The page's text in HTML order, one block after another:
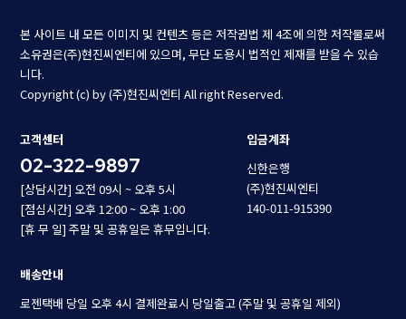
본 사이트 내 모든 이미지 및 컨텐츠 등은 저작권법 제 4조에 의한 저작물로써
소유권은(주)현진씨엔티에 있으며, 무단 도용시 법적인 제재를 받을 수 있습
니다.
Copyright (c) by (주)현진씨엔티 All right Reserved.
고객센터
02-322-9897
[상담시간] 오전 09시 ~ 오후 5시
[점심시간] 오후 12:00 ~ 오후 1:00
[휴 무 일] 주말 및 공휴일은 휴무입니다.
입금계좌
신한은행
(주)현진씨엔티
140-011-915390
배송안내
로젠택배 당일 오후 4시 결제완료시 당일출고 (주말 및 공휴일 제외)